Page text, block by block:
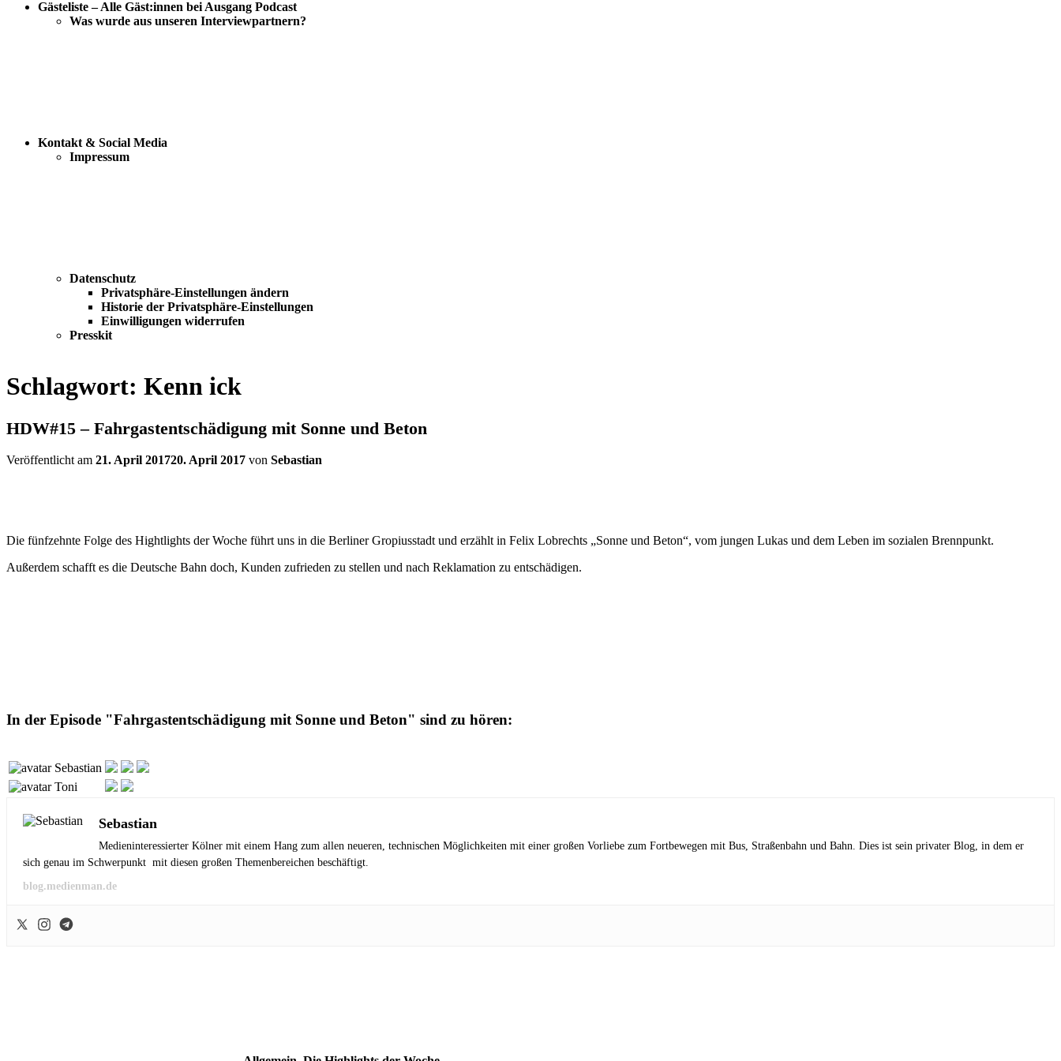
Gästeliste – Alle Gäst:innen bei Ausgang Podcast
Was wurde aus unseren Interviewpartnern?
Kontakt & Social Media
Impressum
Datenschutz
Privatsphäre-Einstellungen ändern
Historie der Privatsphäre-Einstellungen
Einwilligungen widerrufen
Presskit
Schlagwort: Kenn ick
HDW#15 – Fahrgastentschädigung mit Sonne und Beton
Veröffentlicht am 21. April 201720. April 2017 von Sebastian
Die fünfzehnte Folge des Hightlights der Woche führt uns in die Berliner Gropiusstadt und erzählt in Felix Lobrechts „Sonne und Beton“, vom jungen Lukas und dem Leben im sozialen Brennpunkt.
Außerdem schafft es die Deutsche Bahn doch, Kunden zufrieden zu stellen und nach Reklamation zu entschädigen.
In der Episode "Fahrgastentschädigung mit Sonne und Beton" sind zu hören:
Sebastian
Toni
Sebastian
Medieninteressierter Kölner mit einem Hang zum allen neueren, technischen Möglichkeiten mit einer großen Vorliebe zum Fortbewegen mit Bus, Straßenbahn und Bahn. Dies ist sein privater Blog, in dem er
sich genau im Schwerpunkt mit diesen großen Themenbereichen beschäftigt.
blog.medienman.de